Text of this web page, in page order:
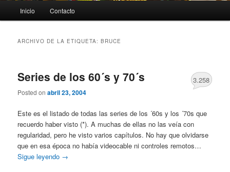
principal
Inicio Contacto
ARCHIVO DE LA ETIQUETA:BRUCE
Series de los 60´s y 70´s
Posted onabril 23, 2004
3.258
Este es el listado de todas las series de los ´60s y los ´70s que
recuerdo haber visto (*). A muchas de ellas no las veía con
regularidad, pero he visto varios capítulos. No hay que olvidarse
que en esa época no había videocable ni controles remotos…
Sigue leyendo →